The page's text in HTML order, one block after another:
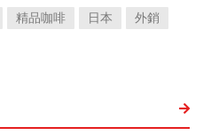
精品咖啡 日本
外銷